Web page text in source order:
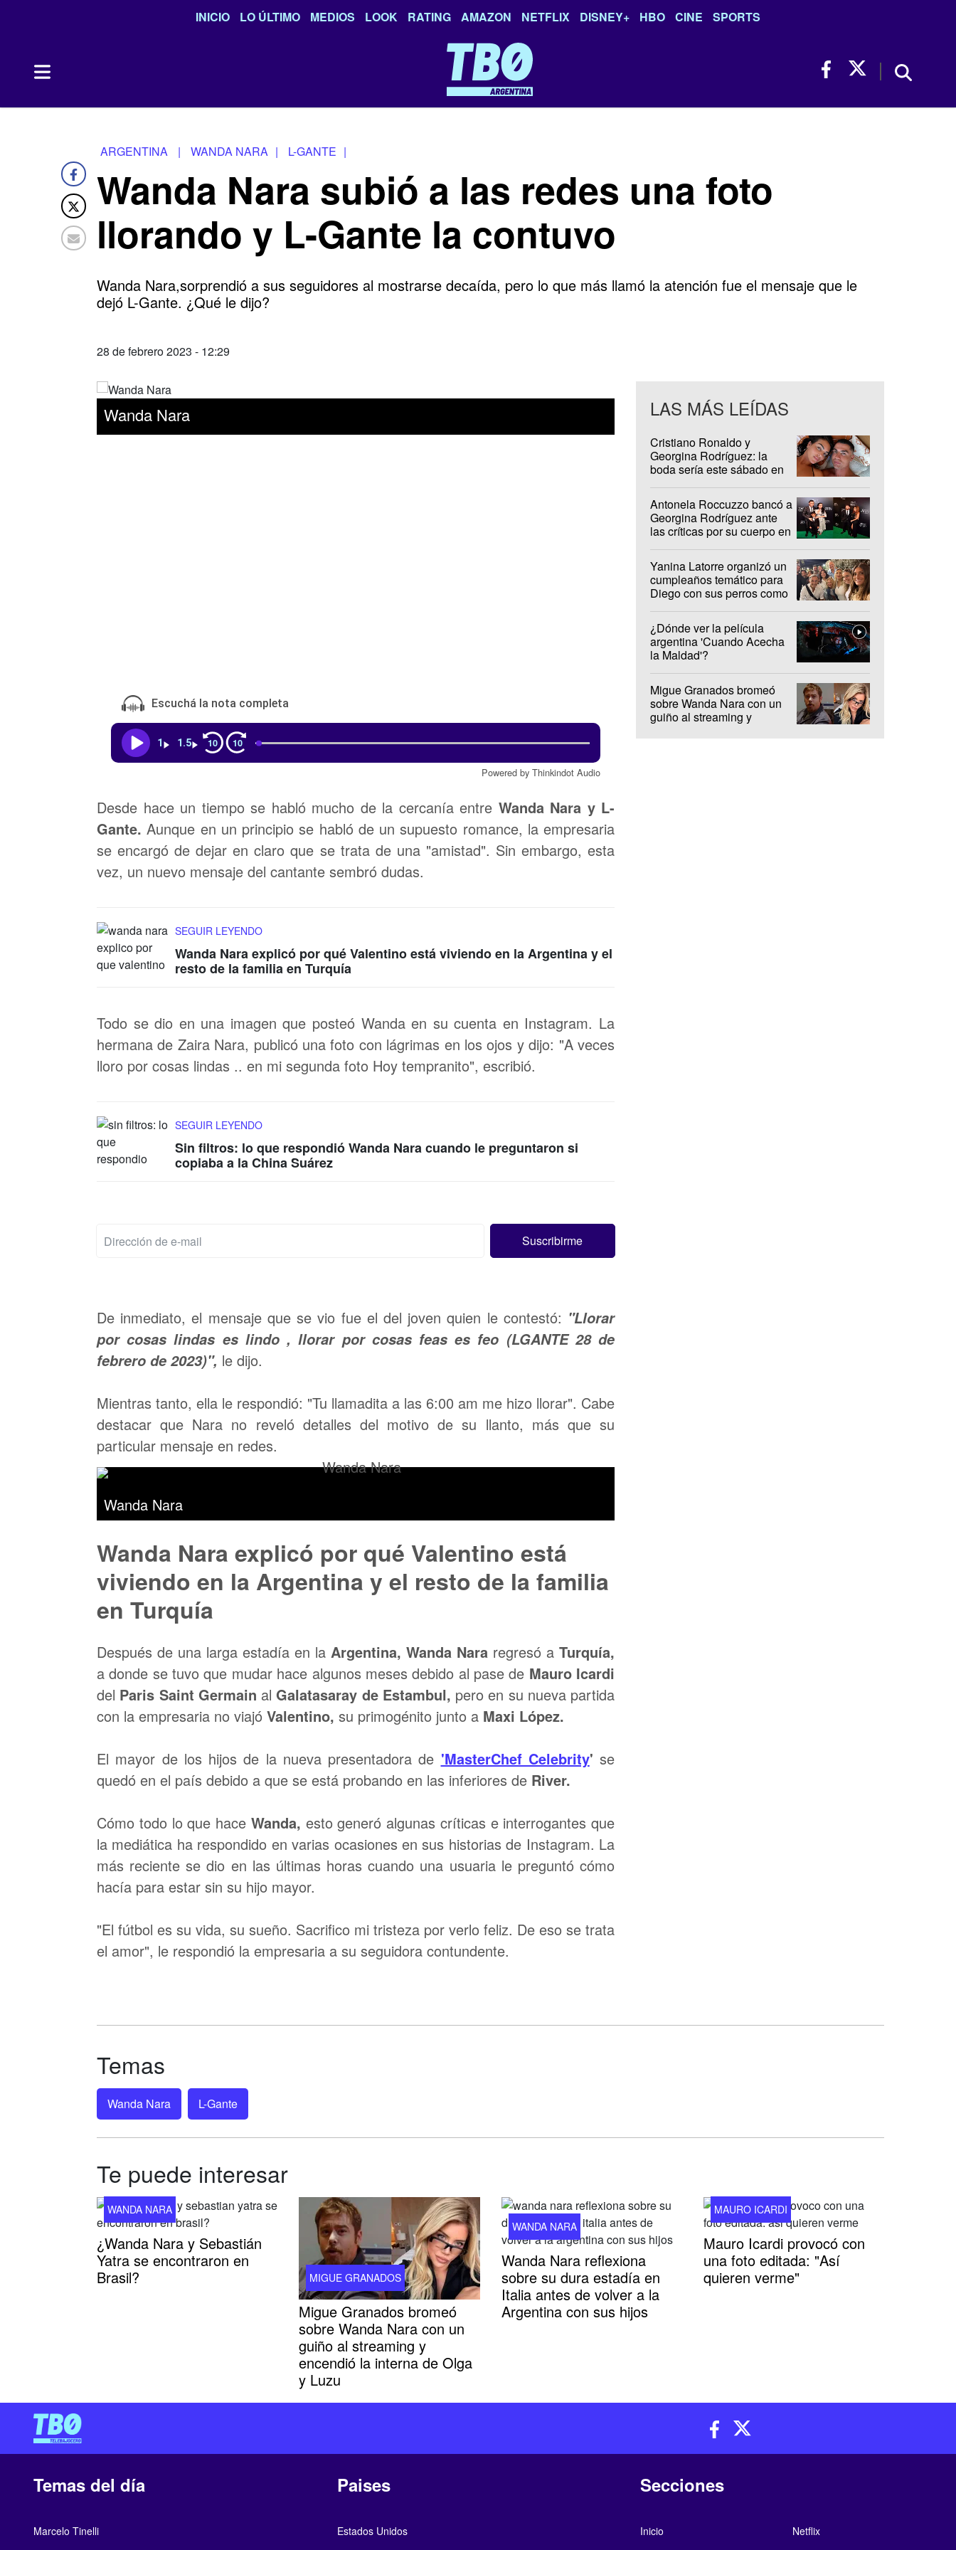
INICIO LO ÚLTIMO MEDIOS LOOK RATING AMAZON NETFLIX DISNEY+ HBO CINE SPORTS
ARGENTINA | WANDA NARA | L-GANTE |
Wanda Nara subió a las redes una foto
llorando y L-Gante la contuvo
Wanda Nara,sorprendió a sus seguidores al mostrarse decaída, pero lo que más llamó la atención fue el mensaje que le
dejó L-Gante. ¿Qué le dijo?
28 de febrero 2023 - 12:29
Wanda Nara
Escuchá la nota completa
1 1.5 10 10
Powered by Thinkindot Audio
Desde hace un tiempo se habló mucho de la cercanía entre Wanda Nara y L-
Gante. Aunque en un principio se habló de un supuesto romance, la empresaria
se encargó de dejar en claro que se trata de una "amistad". Sin embargo, esta
vez, un nuevo mensaje del cantante sembró dudas.
SEGUIR LEYENDO
Wanda Nara explicó por qué Valentino está viviendo en la Argentina y el
resto de la familia en Turquía
Todo se dio en una imagen que posteó Wanda en su cuenta en Instagram. La
hermana de Zaira Nara, publicó una foto con lágrimas en los ojos y dijo: "A veces
lloro por cosas lindas .. en mi segunda foto Hoy tempranito", escribió.
SEGUIR LEYENDO
Sin filtros: lo que respondió Wanda Nara cuando le preguntaron si
copiaba a la China Suárez
De inmediato, el mensaje que se vio fue el del joven quien le contestó: "Llorar
por cosas lindas es lindo , llorar por cosas feas es feo (LGANTE 28 de
febrero de 2023)", le dijo.
Mientras tanto, ella le respondió: "Tu llamadita a las 6:00 am me hizo llorar". Cabe
destacar que Nara no reveló detalles del motivo de su llanto, más que su
particular mensaje en redes.
Wanda Nara
Wanda Nara explicó por qué Valentino está
viviendo en la Argentina y el resto de la familia
en Turquía
Después de una larga estadía en la Argentina, Wanda Nara regresó a Turquía,
a donde se tuvo que mudar hace algunos meses debido al pase de Mauro Icardi
del Paris Saint Germain alGalatasaray de Estambul, pero en su nueva partida
con la empresaria no viajó Valentino, su primogénito junto a Maxi López.
El mayor de los hijos de la nueva presentadora de 'MasterChef Celebrity' se
quedó en el país debido a que se está probando en las inferiores de River.
Cómo todo lo que hace Wanda, esto generó algunas críticas e interrogantes que
la mediática ha respondido en varias ocasiones en sus historias de Instagram. La
más reciente se dio en las últimas horas cuando una usuaria le preguntó cómo
hacía para estar sin su hijo mayor.
"El fútbol es su vida, su sueño. Sacrifico mi tristeza por verlo feliz. De eso se trata
el amor", le respondió la empresaria a su seguidora contundente.
LAS MÁS LEÍDAS
Cristiano Ronaldo y
Georgina Rodríguez: la
boda sería este sábado en
Antonela Roccuzzo bancó a
Georgina Rodríguez ante
las críticas por su cuerpo en
Yanina Latorre organizó un
cumpleaños temático para
Diego con sus perros como
¿Dónde ver la película
argentina 'Cuando Acecha
la Maldad'?
Migue Granados bromeó
sobre Wanda Nara con un
guiño al streaming y
Temas
Wanda Nara L-Gante
Te puede interesar
WANDA NARA
¿Wanda Nara y Sebastián
Yatra se encontraron en
Brasil?
MIGUE GRANADOS
Migue Granados bromeó
sobre Wanda Nara con un
guiño al streaming y
encendió la interna de Olga
y Luzu
WANDA NARA
Wanda Nara reflexiona
sobre su dura estadía en
Italia antes de volver a la
Argentina con sus hijos
MAURO ICARDI
Mauro Icardi provocó con
una foto editada: "Así
quieren verme"
Temas del día
Marcelo Tinelli
Paises
Estados Unidos
Secciones
Inicio Netflix